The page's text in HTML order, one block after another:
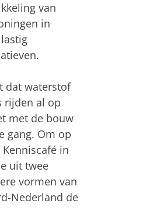
van
in
dat waterstof
rijden al op
met de bouw
gang. Om op
in
uit twee
vormen van
Nederland de